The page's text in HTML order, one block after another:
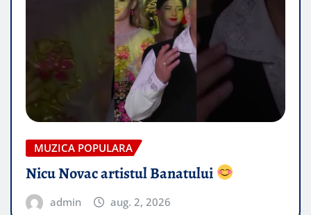
MUZICA POPULARA
Nicu Novac artistul Banatului
admin aug. 2, 2026